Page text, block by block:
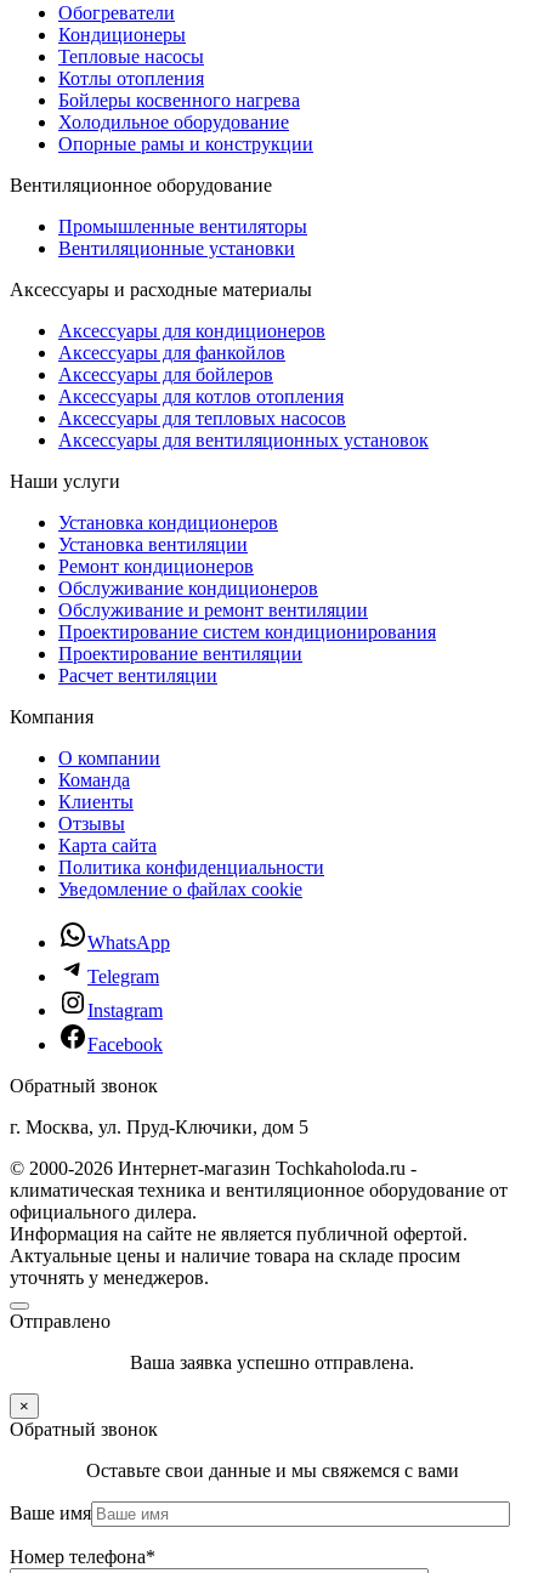
Обогреватели
Кондиционеры
Тепловые насосы
Котлы отопления
Бойлеры косвенного нагрева
Холодильное оборудование
Опорные рамы и конструкции
Вентиляционное оборудование
Промышленные вентиляторы
Вентиляционные установки
Аксессуары и расходные материалы
Аксессуары для кондиционеров
Аксессуары для фанкойлов
Аксессуары для бойлеров
Аксессуары для котлов отопления
Аксессуары для тепловых насосов
Аксессуары для вентиляционных установок
Наши услуги
Установка кондиционеров
Установка вентиляции
Ремонт кондиционеров
Обслуживание кондиционеров
Обслуживание и ремонт вентиляции
Проектирование систем кондиционирования
Проектирование вентиляции
Расчет вентиляции
Компания
О компании
Команда
Клиенты
Отзывы
Карта сайта
Политика конфиденциальности
Уведомление о файлах cookie
WhatsApp
Telegram
Instagram
Facebook
Обратный звонок
г. Москва, ул. Пруд-Ключики, дом 5
© 2000-2026 Интернет-магазин Tochkaholoda.ru -
климатическая техника и вентиляционное оборудование от
официального дилера.
Информация на сайте не является публичной офертой.
Актуальные цены и наличие товара на складе просим
уточнять у менеджеров.
Отправлено
Ваша заявка успешно отправлена.
×
Обратный звонок
Оставьте свои данные и мы свяжемся с вами
Ваше имя
Номер телефона*